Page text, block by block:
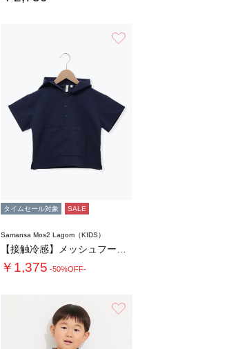
タイムセール対象 SALE
Samansa Mos2 Lagom（KIDS）
￥1,375 -50%OFF-